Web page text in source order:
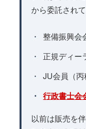
から委託されて
整備振興会
正規ディー
JU会員（丙
行政書士会
以前は販売を